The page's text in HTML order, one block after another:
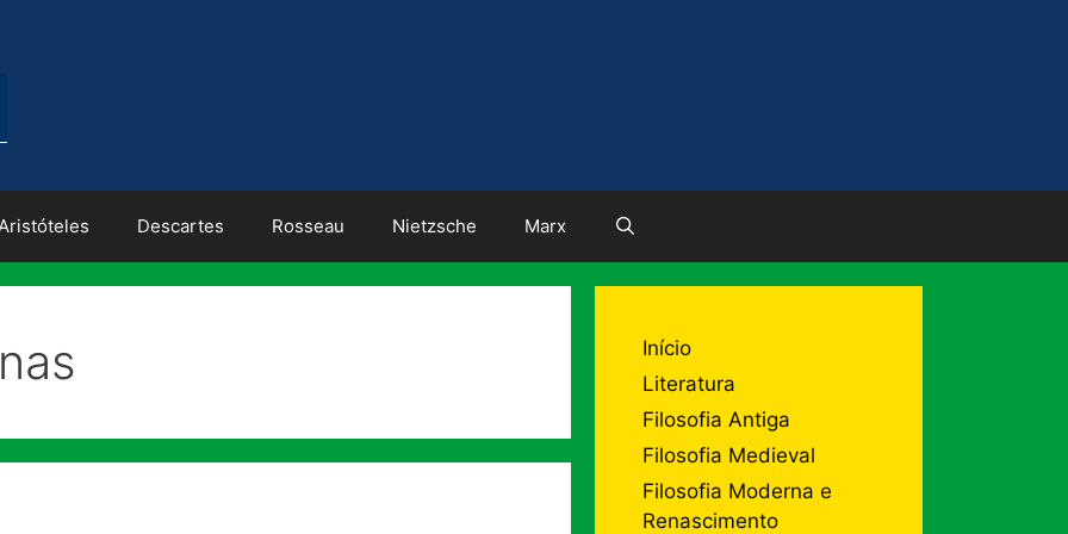
Descartes Rosseau Nietzsche Marx
Início
Literatura
Filosofia Antiga
Filosofia Medieval
Filosofia Moderna e
Renascimento